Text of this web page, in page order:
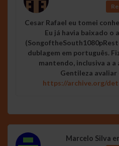
Cesar Rafael eu tomei
Eu já havia baixado
dublagem em português.
mantendo, inclusiva a
Gentileza avaliar
https://archive.org/
Marcelo Silva